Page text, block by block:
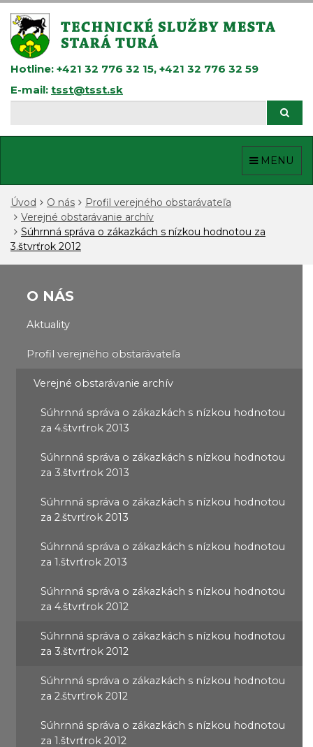
Prejsť
obsahu
Hotline: +421 32 776 32 15, +421 32 776 32 59
E-mail: tsst@tsst.sk
MENU
Úvod O nás
Profil verejného obstarávateľa
Verejné obstarávanie archív
Súhrnná správa o zákazkách s nízkou hodnotou za
3.štvrťrok 2012
O NÁS
Aktuality
Profil verejného obstarávateľa
Verejné obstarávanie archív
Súhrnná správa o zákazkách s nízkou hodnotou
za 4.štvrťrok 2013
Súhrnná správa o zákazkách s nízkou hodnotou
za 3.štvrťrok 2013
Súhrnná správa o zákazkách s nízkou hodnotou
za 2.štvrťrok 2013
Súhrnná správa o zákazkách s nízkou hodnotou
za 1.štvrťrok 2013
Súhrnná správa o zákazkách s nízkou hodnotou
za 4.štvrťrok 2012
Súhrnná správa o zákazkách s nízkou hodnotou
za 3.štvrťrok 2012
Súhrnná správa o zákazkách s nízkou hodnotou
za 2.štvrťrok 2012
Súhrnná správa o zákazkách s nízkou hodnotou
za 1.štvrťrok 2012